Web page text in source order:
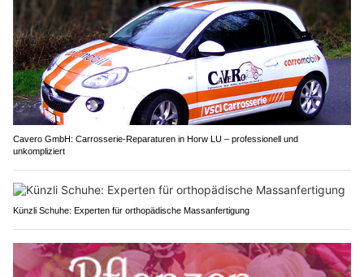
Cavero GmbH: Carrosserie-Reparaturen in Horw LU – professionell und
unkompliziert
Künzli Schuhe: Experten für orthopädische Massanfertigung